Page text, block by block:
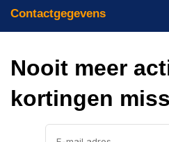
Contactgegevens
Nooit meer
kortingen